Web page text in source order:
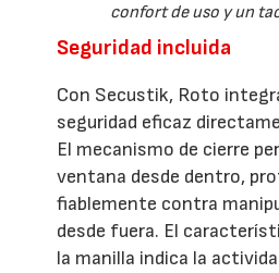
confort de uso y un
Seguridad incluida
Con Secustik, Roto
seguridad eficaz
El mecanismo de cierre
ventana desde dentro,
fiablemente contra
desde fuera. El
la manilla indica la